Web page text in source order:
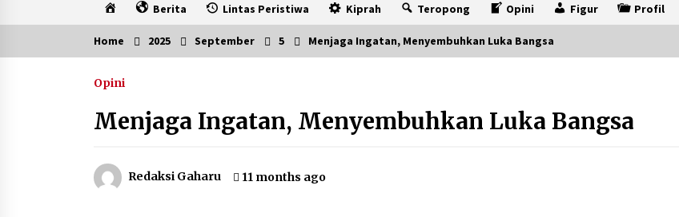
Home Berita Lintas Peristiwa Kiprah Teropong Opini Figur Profil
Home 2025 September 5 Menjaga Ingatan, Menyembuhkan Luka Bangsa
Opini
Menjaga Ingatan, Menyembuhkan Luka Bangsa
Redaksi Gaharu 11 months ago